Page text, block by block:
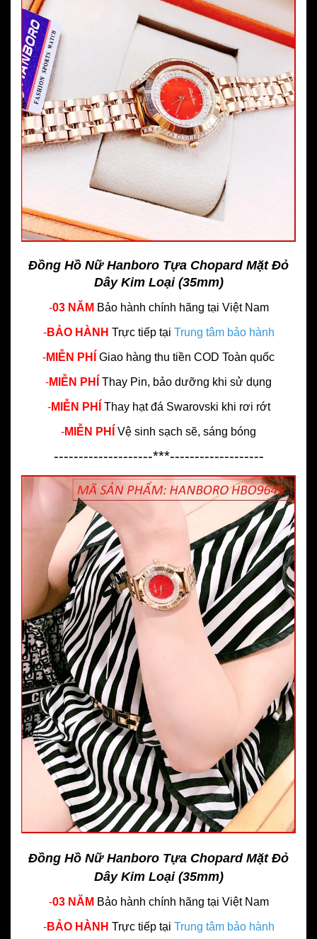
Đồng Hồ Nữ Hanboro Tựa Chopard Mặt Đỏ
Dây Kim Loại (35mm)
-03 NĂM Bảo hành chính hãng tại Việt Nam
-BẢO HÀNH Trực tiếp tại Trung tâm bảo hành
-MIỄN PHÍ Giao hàng thu tiền COD Toàn quốc
-MIỄN PHÍ Thay Pin, bảo dưỡng khi sử dụng
-MIỄN PHÍ Thay hạt đá Swarovski khi rơi rớt
-MIỄN PHÍ Vệ sinh sạch sẽ, sáng bóng
--------------------***-------------------
Đồng Hồ Nữ Hanboro Tựa Chopard Mặt Đỏ
Dây Kim Loại (35mm)
-03 NĂM Bảo hành chính hãng tại Việt Nam
-BẢO HÀNH Trực tiếp tại Trung tâm bảo hành